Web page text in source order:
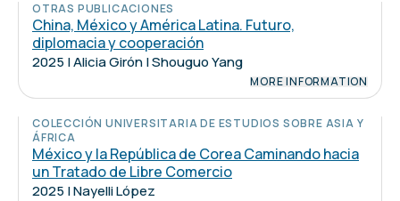
OTRAS PUBLICACIONES
China, México y América Latina. Futuro,
diplomacia y cooperación
2025 | Alicia Girón | Shouguo Yang
MORE INFORMATION
COLECCIÓN UNIVERSITARIA DE ESTUDIOS SOBRE ASIA Y
ÁFRICA
México y la República de Corea Caminando hacia
un Tratado de Libre Comercio
2025 | Nayelli López